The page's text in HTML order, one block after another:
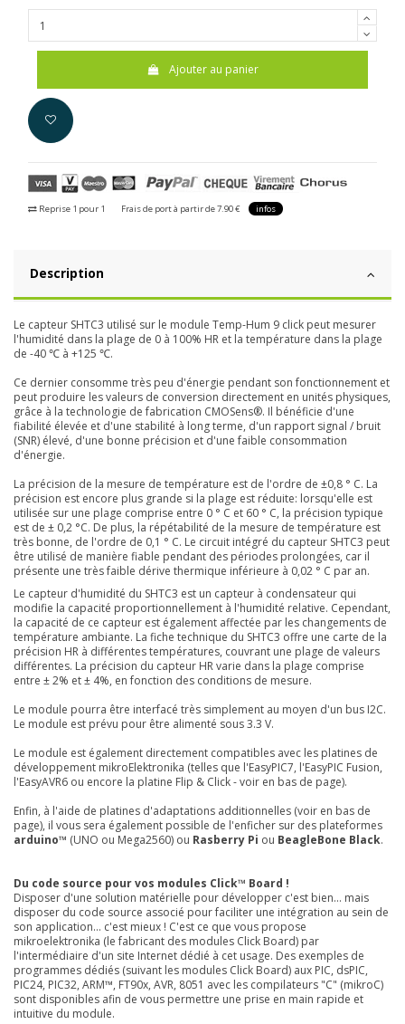
Ajouter au panier
Reprise 1 pour 1 Frais de port à partir de 7.90 € infos
Description
Le capteur SHTC3 utilisé sur le module Temp-Hum 9 click peut mesurer
l'humidité dans la plage de 0 à 100% HR et la température dans la plage
de -40 ℃ à +125 ℃.
Ce dernier consomme très peu d'énergie pendant son fonctionnement et
peut produire les valeurs de conversion directement en unités physiques,
grâce à la technologie de fabrication CMOSens®. Il bénéficie d'une
fiabilité élevée et d'une stabilité à long terme, d'un rapport signal / bruit
(SNR) élevé, d'une bonne précision et d'une faible consommation
d'énergie.
La précision de la mesure de température est de l'ordre de ±0,8 ° C. La
précision est encore plus grande si la plage est réduite: lorsqu'elle est
utilisée sur une plage comprise entre 0 ° C et 60 ° C, la précision typique
est de ± 0,2 °C. De plus, la répétabilité de la mesure de température est
très bonne, de l'ordre de 0,1 ° C. Le circuit intégré du capteur SHTC3 peut
être utilisé de manière fiable pendant des périodes prolongées, car il
présente une très faible dérive thermique inférieure à 0,02 ° C par an.
Le capteur d'humidité du SHTC3 est un capteur à condensateur qui
modifie la capacité proportionnellement à l'humidité relative. Cependant,
la capacité de ce capteur est également affectée par les changements de
température ambiante. La fiche technique du SHTC3 offre une carte de la
précision HR à différentes températures, couvrant une plage de valeurs
différentes. La précision du capteur HR varie dans la plage comprise
entre ± 2% et ± 4%, en fonction des conditions de mesure.
Le module pourra être interfacé très simplement au moyen d'un bus I2C.
Le module est prévu pour être alimenté sous 3.3 V.
Le module est également directement compatibles avec les platines de
développement mikroElektronika (telles que l'EasyPIC7, l'EasyPIC Fusion,
l'EasyAVR6 ou encore la platine Flip & Click - voir en bas de page).
Enfin, à l'aide de platines d'adaptations additionnelles (voir en bas de
page), il vous sera également possible de l'enficher sur des plateformes
arduino™ (UNO ou Mega2560) ou Rasberry Pi ou BeagleBone Black.
Du code source pour vos modules Click™ Board !
Disposer d'une solution matérielle pour développer c'est bien... mais
disposer du code source associé pour faciliter une intégration au sein de
son application... c'est mieux ! C'est ce que vous propose
mikroelektronika (le fabricant des modules Click Board) par
l'intermédiaire d'un site Internet dédié à cet usage. Des exemples de
programmes dédiés (suivant les modules Click Board) aux PIC, dsPIC,
PIC24, PIC32, ARM™, FT90x, AVR, 8051 avec les compilateurs "C" (mikroC)
sont disponibles afin de vous permettre une prise en main rapide et
intuitive du module.